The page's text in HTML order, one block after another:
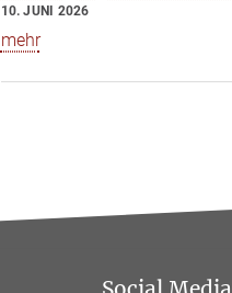
10. JUNI 2026
mehr